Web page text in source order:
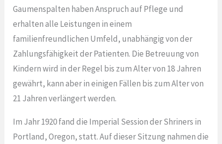
Gaumenspalten haben Anspruch auf Pflege und
erhalten alle Leistungen in einem
familienfreundlichen Umfeld, unabhängig von der
Zahlungsfähigkeit der Patienten. Die Betreuung von
Kindern wird in der Regel bis zum Alter von 18 Jahren
gewährt, kann aber in einigen Fällen bis zum Alter von
21 Jahren verlängert werden.
Im Jahr 1920 fand die Imperial Session der Shriners in
Portland, Oregon, statt. Auf dieser Sitzung nahmen die